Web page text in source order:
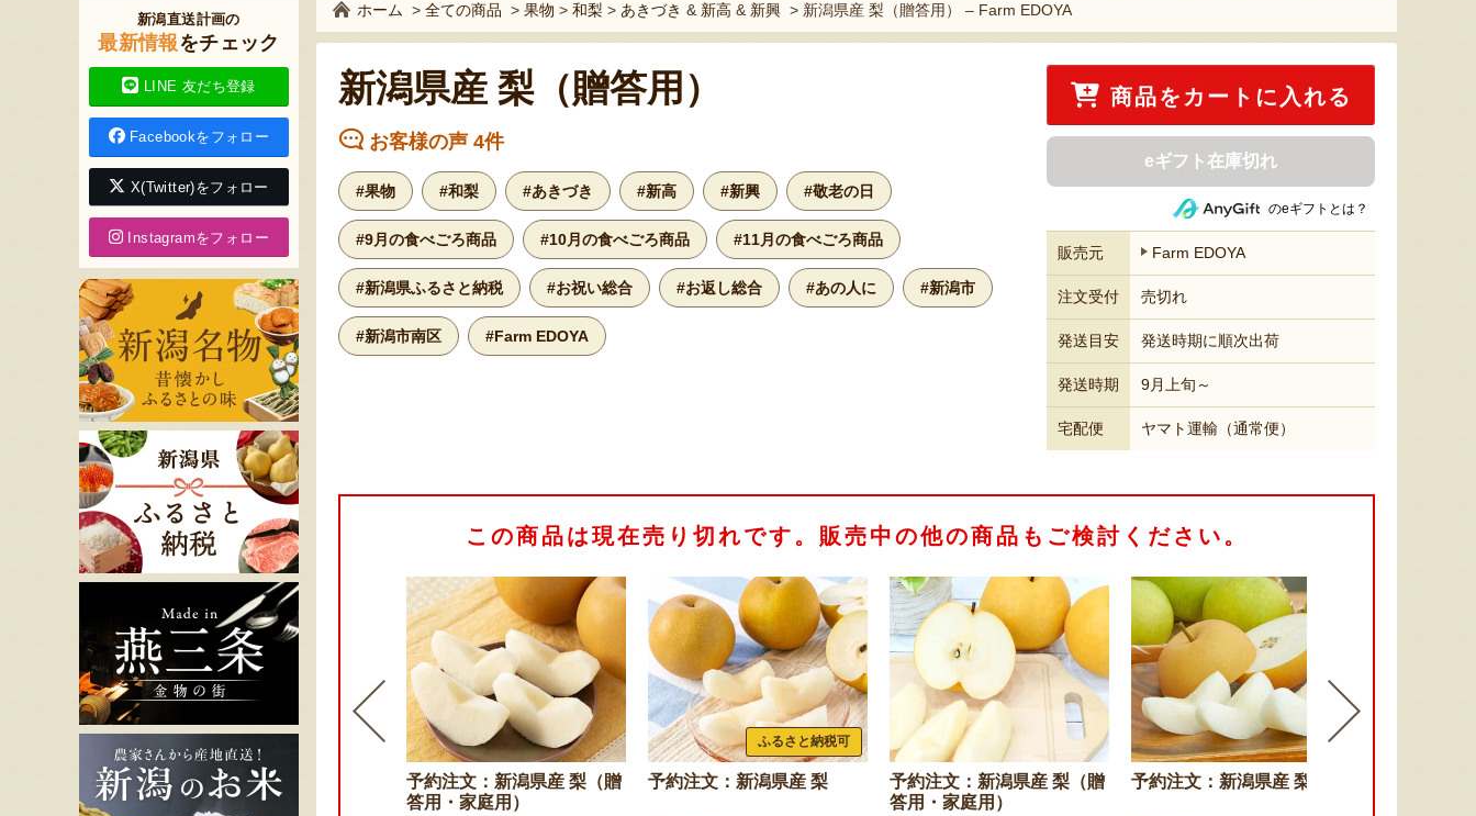
ホーム > 全ての商品 > 果物 > 和梨 > あきづき & 新高 & 新興 > 新潟県産 梨（贈答用） – Farm EDOYA
新潟県産 梨（贈答用）
お客様の声 4件
#果物 #和梨 #あきづき #新高 #新興 #敬老の日
#9月の食べごろ商品 #10月の食べごろ商品 #11月の食べごろ商品
#新潟県ふるさと納税 #お祝い総合 #お返し総合 #あの人に #新潟市
#新潟市南区 #Farm EDOYA
商品をカートに入れる
eギフト在庫切れ
のeギフトとは？
販売元 Farm EDOYA
注文受付 売切れ
発送目安 発送時期に順次出荷
発送時期 9月上旬～
宅配便 ヤマト運輸（通常便）
この商品は現在売り切れです。販売中の他の商品もご検討ください。
予約注文：新潟県産 桃（贈
答用・家庭用）
予約注文：新潟県産 梨（贈
答用・家庭用）
ふるさと納税可
予約注文：新潟県産 梨
予約注文：新潟県産 梨（贈
答用・家庭用）
予約注文：新潟県産 梨
新潟直送計画の
最新情報をチェック
LINE 友だち登録
Facebookをフォロー
X(Twitter)をフォロー
Instagramをフォロー